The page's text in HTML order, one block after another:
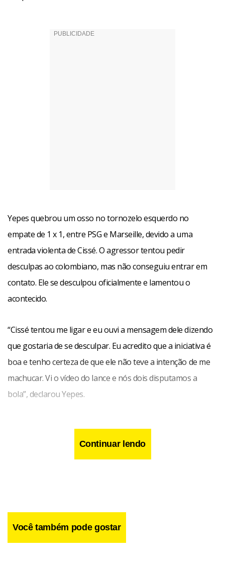
Yepes quebrou um osso no tornozelo esquerdo no
empate de 1 x 1, entre PSG e Marseille, devido a uma
entrada violenta de Cissé. O agressor tentou pedir
desculpas ao colombiano, mas não conseguiu entrar em
contato. Ele se desculpou oficialmente e lamentou o
acontecido.
“Cissé tentou me ligar e eu ouvi a mensagem dele dizendo
que gostaria de se desculpar. Eu acredito que a iniciativa é
boa e tenho certeza de que ele não teve a intenção de me
machucar. Vi o vídeo do lance e nós dois disputamos a
bola”, declarou Yepes.
Continuar lendo
Você também pode gostar